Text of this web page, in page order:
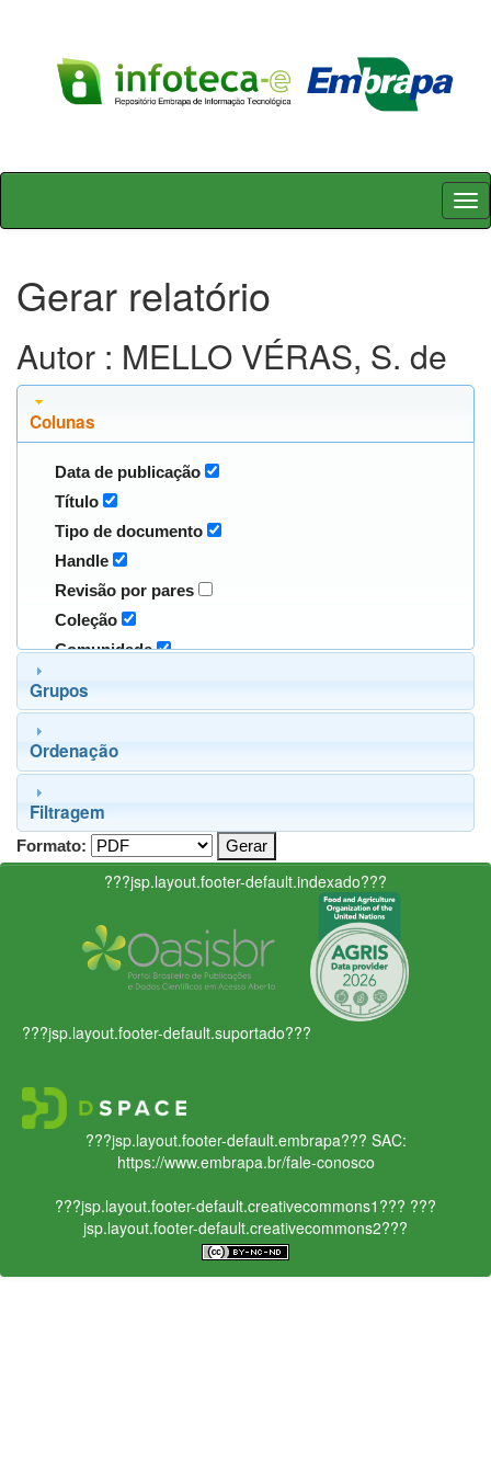
Skip
Gerar relatório
Autor : MELLO VÉRAS, S. de
Colunas
Data de publicação
Título
Tipo de documento
Handle
Revisão por pares
Coleção
Comunidade
Grupos
Ordenação
Filtragem
Formato:
???jsp.layout.footer-default.indexado???
???jsp.layout.footer-default.suportado???
???jsp.layout.footer-default.embrapa??? SAC:
https://www.embrapa.br/fale-conosco
???jsp.layout.footer-default.creativecommons1??? ???
jsp.layout.footer-default.creativecommons2???